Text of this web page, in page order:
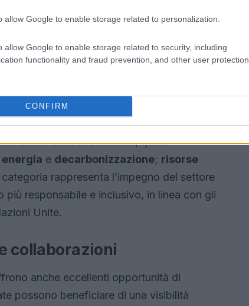
allow Google to enable storage related to personalization.
allow Google to enable storage related to security, including
functionality and fraud prevention, and other user protection.
CONFIRM
ambiti della sostenibilità, quali:
energia e decarbonizzazione; risorse
rappresenta l’impegno del settore
responsabile e inclusivo, in linea con gli
Unite.
collaborazioni
anche eccellenti opportunità di
possono beneficiare di una visibilità